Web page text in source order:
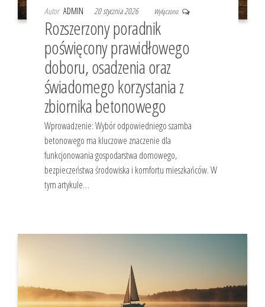
Autor ADMIN 20 stycznia 2026 Wyłączono
Rozszerzony poradnik
poświęcony prawidłowego
doboru, osadzenia oraz
świadomego korzystania z
zbiornika betonowego
Wprowadzenie: Wybór odpowiedniego szamba
betonowego ma kluczowe znaczenie dla
funkcjonowania gospodarstwa domowego,
bezpieczeństwa środowiska i komfortu mieszkańców. W
tym artykule…